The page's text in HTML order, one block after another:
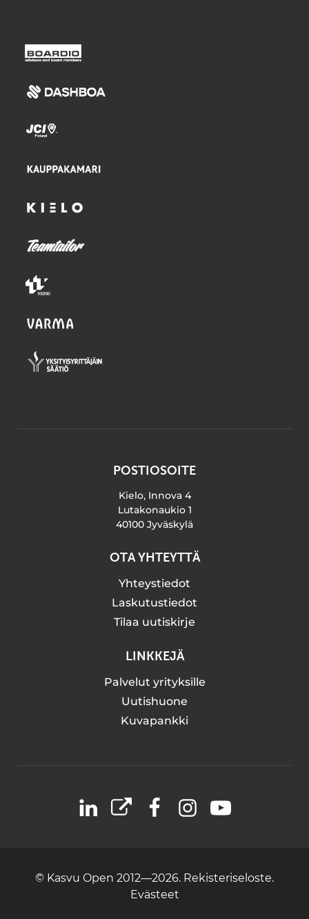
POSTIOSOITE
Kielo, Innova 4
Lutakonaukio 1
40100 Jyväskylä
OTA YHTEYTTÄ
Yhteystiedot
Laskutustiedot
Tilaa uutiskirje
LINKKEJÄ
Palvelut yrityksille
Uutishuone
Kuvapankki
LinkedIn
X FacebookInstagramYouTube
© Kasvu Open 2012—2026. Rekisteriseloste.
Evästeet